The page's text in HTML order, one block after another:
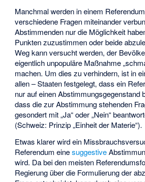
Manchmal werden in einem
verschiedene Fragen miteinander
Abstimmenden nur die Möglichkeit
Punkten zuzustimmen oder beide
Weg kann versucht werden, der
eigentlich unpopuläre Maßnahme
machen. Um dies zu verhindern, ist in
allen – Staaten festgelegt, dass ein
nur auf einen Abstimmungsgegenstand
dass die zur Abstimmung stehenden
gesondert mit „Ja“ oder „Nein“
(Schweiz: Prinzip „Einheit der Materie“).
Etwas klarer wird ein
Referendum einesuggestive
wird. Da bei den meisten
Regierung über die Formulierung der